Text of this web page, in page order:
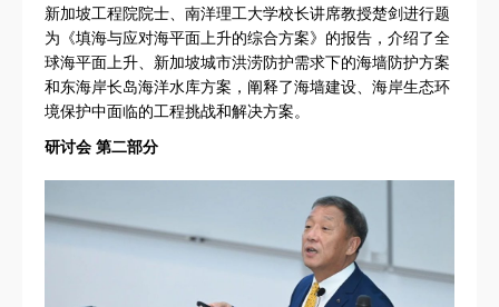
新加坡工程院院士、南洋理工大学校长讲席教授楚剑进行题
为《填海与应对海平面上升的综合方案》的报告，介绍了全
球海平面上升、新加坡城市洪涝防护需求下的海墙防护方案
和东海岸长岛海洋水库方案，阐释了海墙建设、海岸生态环
境保护中面临的工程挑战和解决方案。
研讨会 第二部分